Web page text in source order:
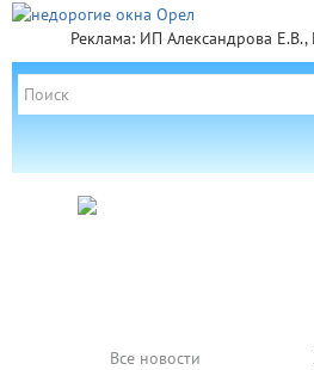
Реклама: ИП Александрова
Все новости